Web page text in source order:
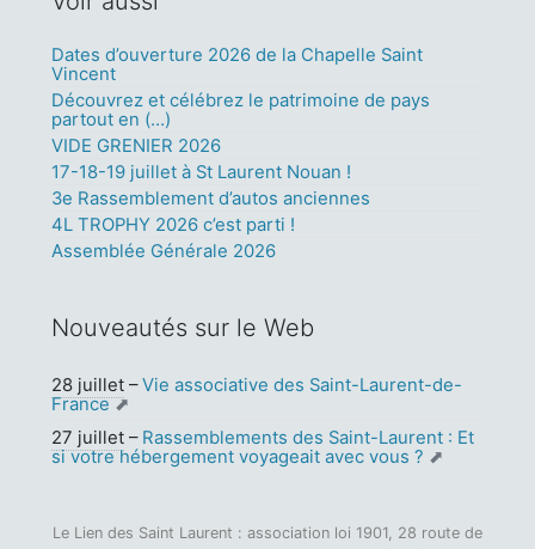
Dates d’ouverture 2026 de la Chapelle Saint
Vincent
Découvrez et célébrez le patrimoine de pays
partout en (…)
VIDE GRENIER 2026
17-18-19 juillet à St Laurent Nouan !
3e Rassemblement d’autos anciennes
4L TROPHY 2026 c’est parti !
Assemblée Générale 2026
Nouveautés sur le Web
28 juillet –Vie associative des Saint-Laurent-de-
France
27 juillet – Rassemblements des Saint-Laurent : Et
si votre hébergement voyageait avec vous ?
Le Lien des Saint Laurent : association loi 1901, 28 route de